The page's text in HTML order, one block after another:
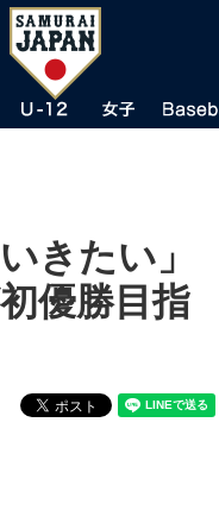
きたい」
優勝目指